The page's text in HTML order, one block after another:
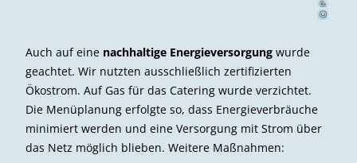
©
Peter
H
se
Auch auf eine nachhaltige Energieversorgung wurde
geachtet. Wir nutzten ausschließlich zertifizierten
Ökostrom. Auf Gas für das Catering wurde verzichtet.
Die Menüplanung erfolgte so, dass Energieverbräuche
minimiert werden und eine Versorgung mit Strom über
das Netz möglich blieben. Weitere Maßnahmen: